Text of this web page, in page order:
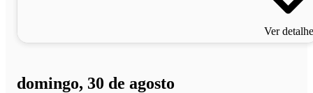
Ver
domingo, 30 de agosto